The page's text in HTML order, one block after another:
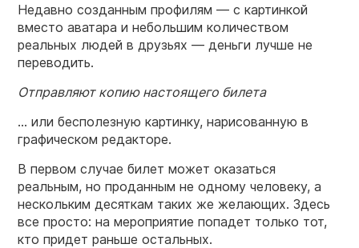
Недавно созданным профилям — с картинкой
вместо аватара и небольшим количеством
реальных людей в друзьях — деньги лучше не
переводить.
Отправляют копию настоящего билета
… или бесполезную картинку, нарисованную в
графическом редакторе.
В первом случае билет может оказаться
реальным, но проданным не одному человеку, а
нескольким десяткам таких же желающих. Здесь
все просто: на мероприятие попадет только тот,
кто придет раньше остальных.